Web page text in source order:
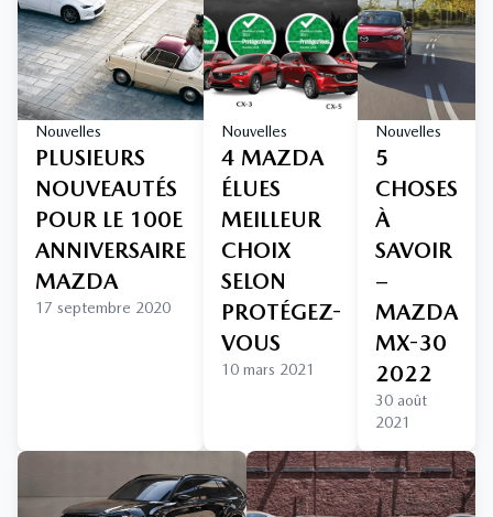
Nouvelles
PLUSIEURS
NOUVEAUTÉS
POUR LE 100E
ANNIVERSAIRE
MAZDA
17 septembre 2020
Nouvelles
4 MAZDA
ÉLUES
MEILLEUR
CHOIX
SELON
PROTÉGEZ-
VOUS
10 mars 2021
Nouvelles
5
CHOSES
À
SAVOIR
–
MAZDA
MX-30
2022
30 août
2021